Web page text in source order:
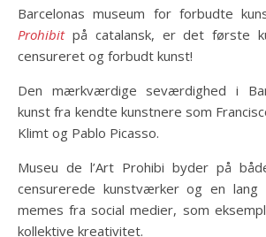
Barcelonas museum for forbudte
Prohibitpå catalansk, er det første
censureret og forbudt kunst!
Den mærkværdige seværdighed i
kunst fra kendte kunstnere som
Klimt og Pablo Picasso.
Museu de l’Art Prohibi byder på
censurerede kunstværker og en
memes fra social medier, som
kollektive kreativitet.